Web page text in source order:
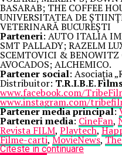
BASARAB; THE COFFEE
UNIVERSITATEA DE
VETERINARĂ BUCUREȘTI
Parteneri: AUTO ITALIA
SMT PALLADY; RAZELM
SCEMTOVICI & BENOWITZ
AVOCADOS; ALCHEMICO.
Partener social: Asociația
Distribuitor: T.R.I.B.E.
www.facebook.com/
www.instagram.com/
Partener media principal:
Parteneri media: CineFan,
Revista FILM, Playtech,
Filme-carti,MovieNews,
Citeste in continuare